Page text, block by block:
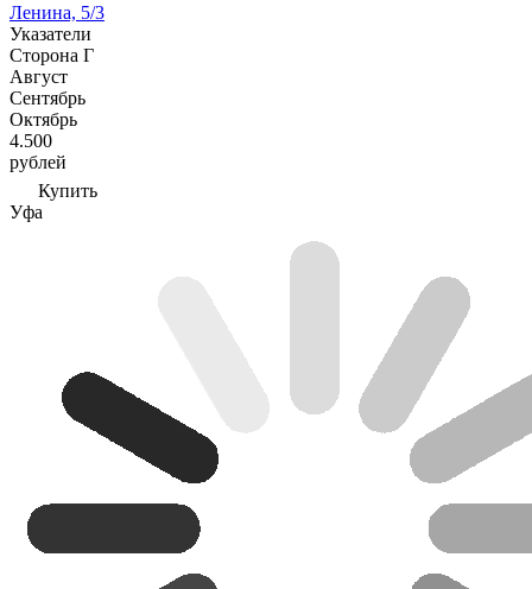
Ленина, 5/3
Указатели
Сторона Г
Август
Сентябрь
Октябрь
4.500
рублей
Купить
Уфа